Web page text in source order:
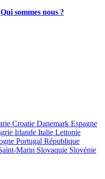
Qui sommes nous ?
Croatie Danemark Espagne
Irlande Italie Lettonie
Portugal République
Marin Slovaquie Slovénie